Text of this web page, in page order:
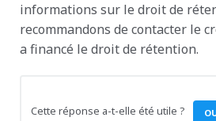
informations sur le droit de
recommandons de contacter le
a financé le droit de rétention.
Cette réponse a-t-elle été utile ?